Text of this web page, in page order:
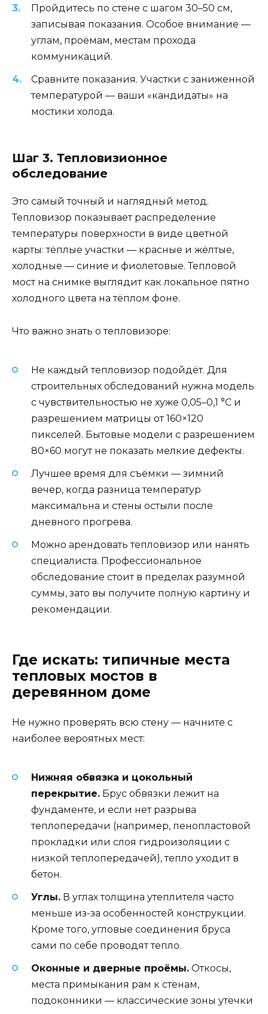
Пройдитесь по стене с шагом 30–50 см,
записывая показания. Особое внимание —
углам, проёмам, местам прохода
коммуникаций.
Сравните показания. Участки с заниженной
температурой — ваши «кандидаты» на
мостики холода.
Шаг 3. Тепловизионное
обследование
Это самый точный и наглядный метод.
Тепловизор показывает распределение
температуры поверхности в виде цветной
карты: тёплые участки — красные и жёлтые,
холодные — синие и фиолетовые. Тепловой
мост на снимке выглядит как локальное пятно
холодного цвета на тёплом фоне.
Что важно знать о тепловизоре:
Не каждый тепловизор подойдёт. Для
строительных обследований нужна модель
с чувствительностью не хуже 0,05–0,1 °C и
разрешением матрицы от 160×120
пикселей. Бытовые модели с разрешением
80×60 могут не показать мелкие дефекты.
Лучшее время для съёмки — зимний
вечер, когда разница температур
максимальна и стены остыли после
дневного прогрева.
Можно арендовать тепловизор или нанять
специалиста. Профессиональное
обследование стоит в пределах разумной
суммы, зато вы получите полную картину и
рекомендации.
Где искать: типичные места
тепловых мостов в
деревянном доме
Не нужно проверять всю стену — начните с
наиболее вероятных мест:
Нижняя обвязка и цокольный
перекрытие. Брус обвязки лежит на
фундаменте, и если нет разрыва
теплопередачи (например, пенопластовой
прокладки или слоя гидроизоляции с
низкой теплопередачей), тепло уходит в
бетон.
Углы. В углах толщина утеплителя часто
меньше из-за особенностей конструкции.
Кроме того, угловые соединения бруса
сами по себе проводят тепло.
Оконные и дверные проёмы. Откосы,
места примыкания рам к стенам,
подоконники — классические зоны утечки